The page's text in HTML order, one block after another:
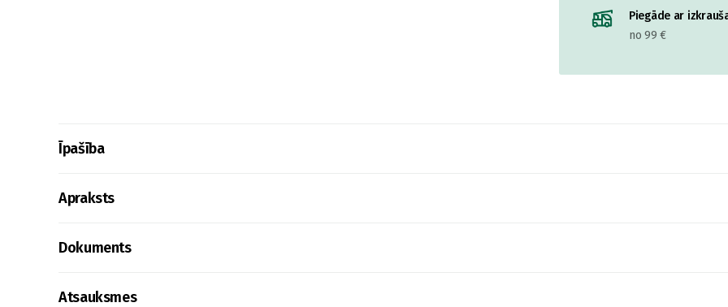
Piegāde ar
no 99 €
Īpašība
Apraksts
Dokuments
Atsauksmes